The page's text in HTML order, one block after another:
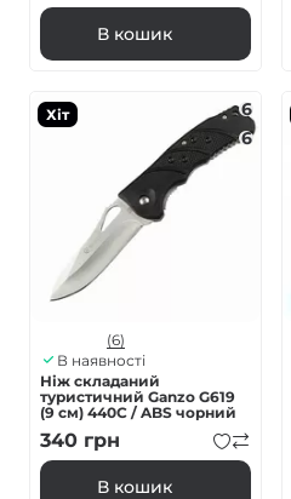
В кошик
Хіт
6
6
(6)
В наявності
Ніж складаний
туристичний Ganzo G619
(9 см) 440C / ABS чорний
340 грн
В кошик